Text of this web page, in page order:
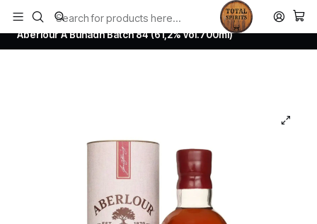
Todos los productos estan en stock. Despachamos a todo Chile.
Home Whisky
Scotch Whisky Speyside
Aberlour A'Bunadh Batch 84 (61,2% vol.700ml)